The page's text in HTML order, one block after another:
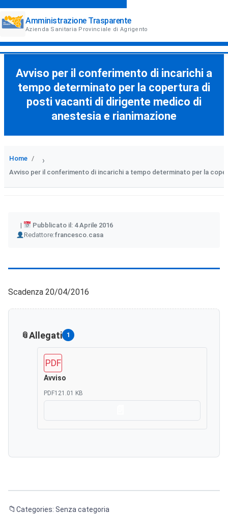
Amministrazione Trasparente
Azienda Sanitaria Provinciale di Agrigento
Avviso per il conferimento di incarichi a
tempo determinato per la copertura di
posti vacanti di dirigente medico di
anestesia e rianimazione
Home ›
Avviso per il conferimento di incarichi a tempo determinato per la
Pubblicato il: 4 Aprile 2016
Redattore:
Author francesco.casa
Scadenza 20/04/2016
Allegati 1
PDF
Avviso
PDF121.01 KB
Categories: Senza categoria